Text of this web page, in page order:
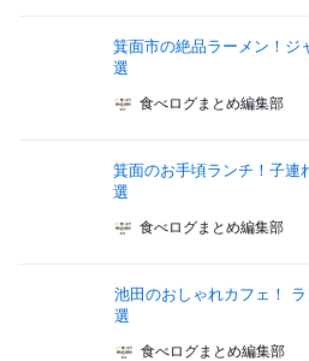
箕面市の絶品ラーメン！ジ
選
食べログまとめ編集部
箕面のお手頃ランチ！子連
選
食べログまとめ編集部
池田のおしゃれカフェ！
選
食べログまとめ編集部